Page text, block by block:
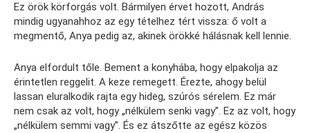
Ez örök körforgás volt. Bármilyen érvet hozott, András
mindig ugyanahhoz az egy tételhez tért vissza: ő volt a
megmentő, Anya pedig az, akinek örökké hálásnak kell lennie.
Anya elfordult tőle. Bement a konyhába, hogy elpakolja az
érintetlen reggelit. A keze remegett. Érezte, ahogy belül
lassan eluralkodik rajta egy hideg, szúrós sérelem. Ez már
nem csak az volt, hogy „nélkülem senki vagy”. Ez az volt, hogy
„nélkülem semmi vagy”. És ez átszőtte az egész közös